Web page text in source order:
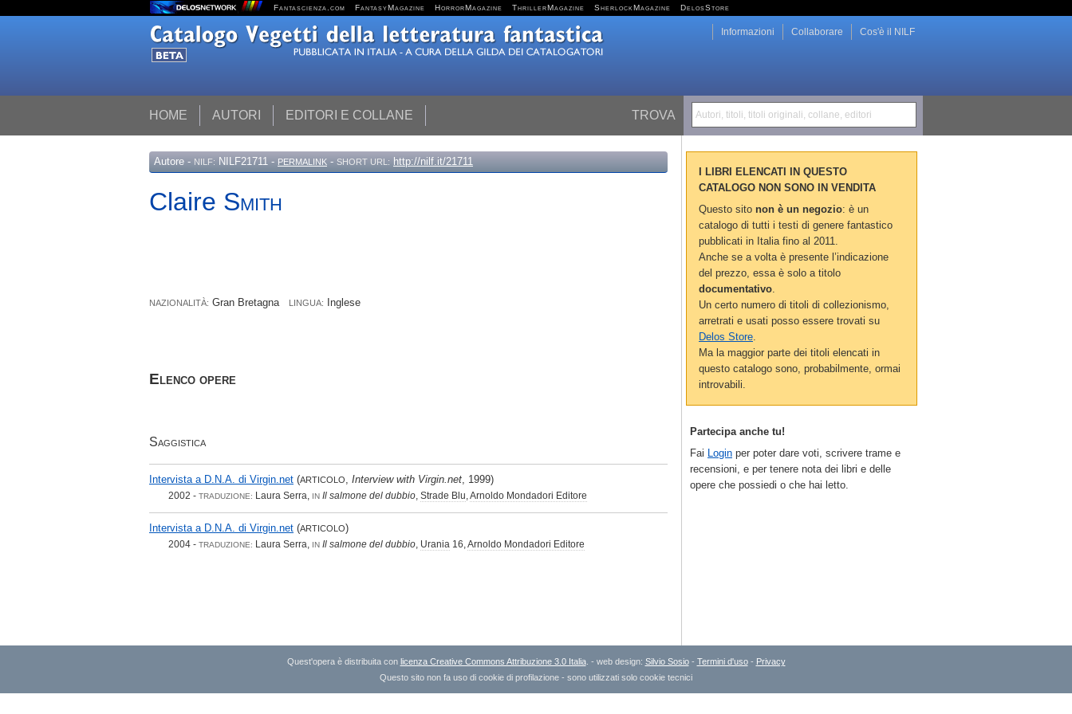
Fantascienza.com FantasyMagazine HorrorMagazine ThrillerMagazine SherlockMagazine DelosStore
TROVA Autori, titoli, titoli originali, collane, editori
HOME AUTORI EDITORI E COLLANE
Cos'è il NILF
Collaborare
Informazioni
Autore - NILF: NILF21711 - PERMALINK - SHORT URL: http://nilf.it/21711
Claire Smith
NAZIONALITÀ: Gran Bretagna LINGUA: Inglese
Elenco opere
Saggistica
Intervista a D.N.A. di Virgin.net (ARTICOLO, Interview with Virgin.net, 1999)
2002 - TRADUZIONE: Laura Serra, IN Il salmone del dubbio, Strade Blu,Arnoldo Mondadori Editore
Intervista a D.N.A. di Virgin.net (ARTICOLO)
2004 - TRADUZIONE: Laura Serra, IN Il salmone del dubbio, Urania 16,Arnoldo Mondadori Editore
I LIBRI ELENCATI IN QUESTO
CATALOGO NON SONO IN VENDITA
Questo sito non è un negozio: è un
catalogo di tutti i testi di genere fantastico
pubblicati in Italia fino al 2011.
Anche se a volta è presente l’indicazione
del prezzo, essa è solo a titolo
documentativo
Un certo numero di titoli di collezionismo,
arretrati e usati posso essere trovati su
Delos Store
Ma la maggior parte dei titoli elencati in
questo catalogo sono, probabilmente, ormai
introvabili.
Partecipa anche tu!
Fai Login per poter dare voti, scrivere trame e
recensioni, e per tenere nota dei libri e delle
opere che possiedi o che hai letto.
Quest'opera è distribuita con licenza Creative Commons Attribuzione 3.0 Italia. - web design: Silvio Sosio- Termini d'uso- Privacy
Questo sito non fa uso di cookie di profilazione - sono utilizzati solo cookie tecnici